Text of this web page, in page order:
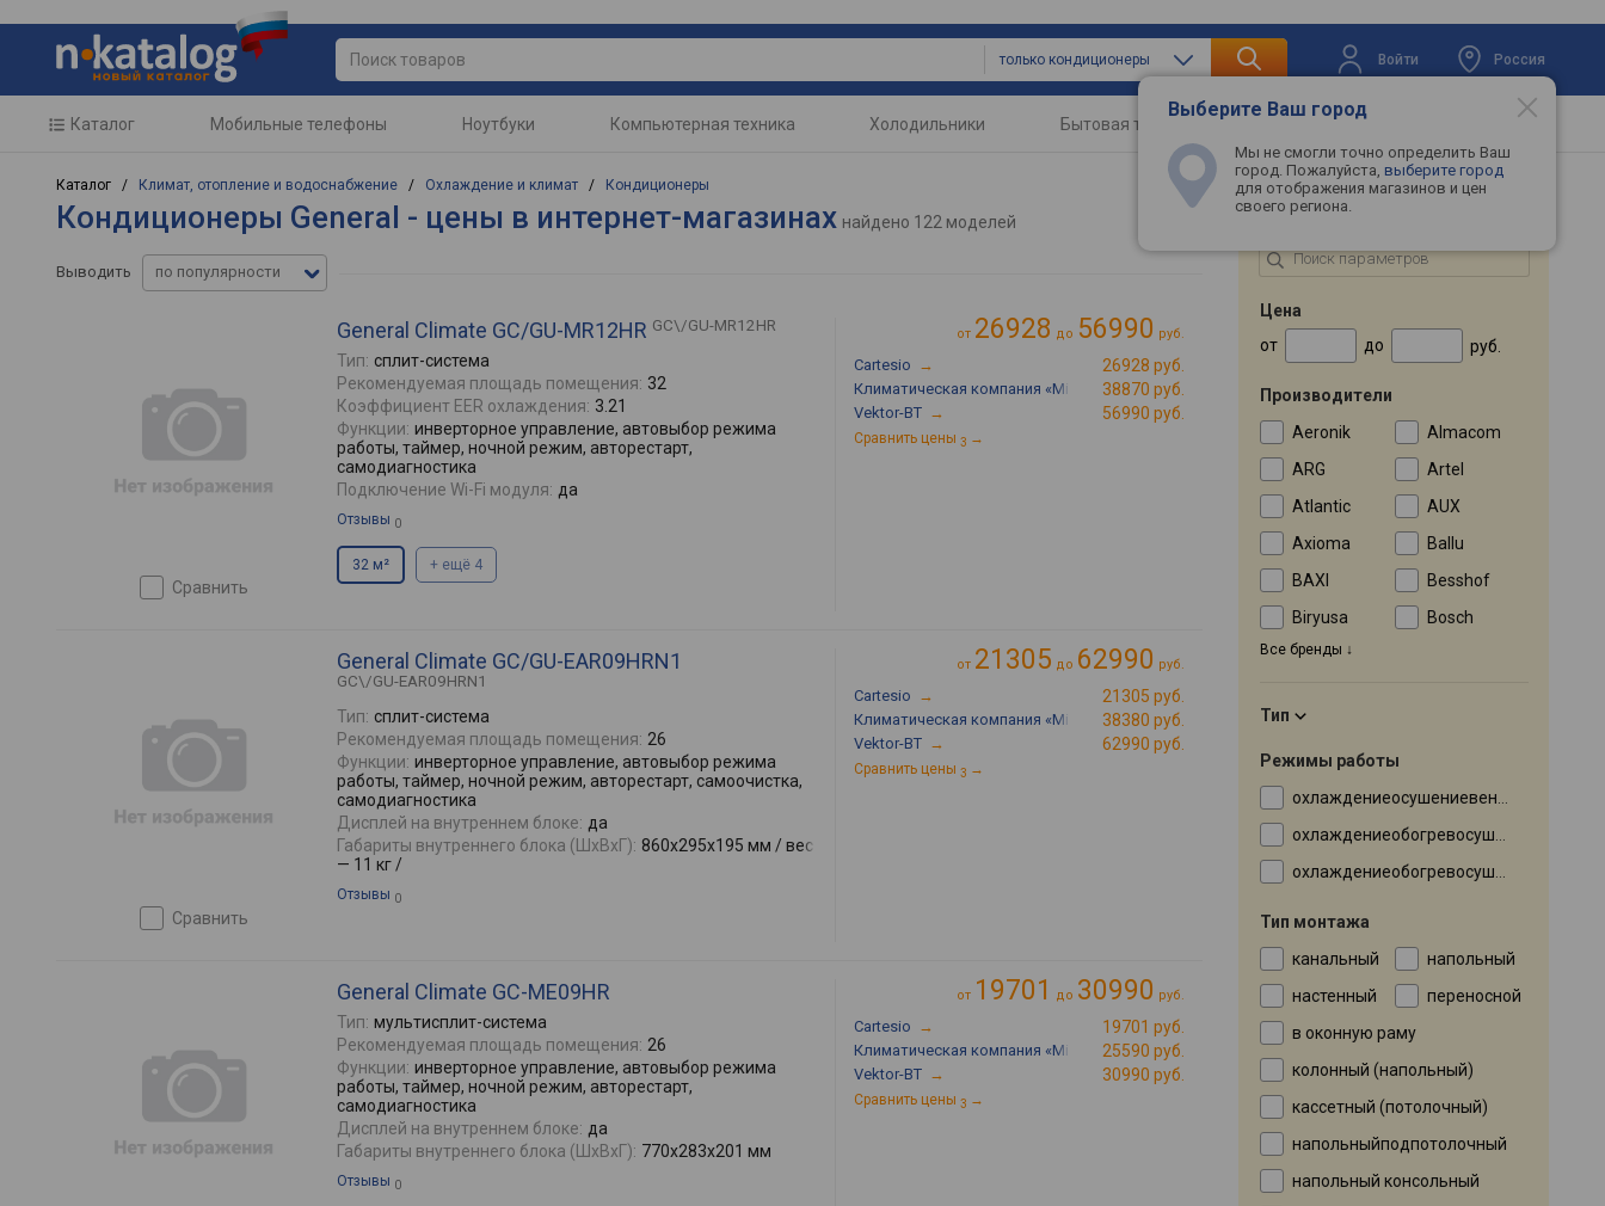
только кондиционеры Войти Россия
Выберите Ваш город
Мы не смогли точно определить Ваш
город. Пожалуйста, выберите город
для отображения магазинов и цен
своего региона.
Каталог Мобильные телефоны Ноутбуки Компьютерная техника Холодильники Бытовая техника Телевизоры
Каталог / Климат, отопление и водоснабжение / Охлаждение и климат / Кондиционеры
Кондиционеры General - цены в интернет-магазинах найдено 122 моделей
Выводить по популярности
сравнить
General Climate GC/GU-MR12HR GC\/GU-MR12HR
Тип: сплит-система
Рекомендуемая площадь помещения: 32
Коэффициент EER охлаждения: 3.21
Функции: инверторное управление, автовыбор режима
работы, таймер, ночной режим, авторестарт,
самодиагностика
Подключение Wi-Fi модуля: да
Отзывы 0
32 м² + ещё 4
от 26928 до 56990 руб.
Cartesio → 26928 руб.
Климатическая компания «MirCli» →
38870 руб.
Vektor-BT → 56990 руб.
Сравнить цены 3 →
сравнить
General Climate GC/GU-EAR09HRN1
GC\/GU-EAR09HRN1
Тип: сплит-система
Рекомендуемая площадь помещения: 26
Функции: инверторное управление, автовыбор режима
работы, таймер, ночной режим, авторестарт, самоочистка,
самодиагностика
Дисплей на внутреннем блоке: да
Габариты внутреннего блока (ШхВхГ): 860x295x195 мм / вес
— 11 кг /
Отзывы 0
от 21305 до 62990 руб.
Cartesio → 21305 руб.
Климатическая компания «MirCli» →
38380 руб.
Vektor-BT → 62990 руб.
Сравнить цены 3 →
General Climate GC-ME09HR
Тип: мультисплит-система
Рекомендуемая площадь помещения: 26
Функции: инверторное управление, автовыбор режима
работы, таймер, ночной режим, авторестарт,
самодиагностика
Дисплей на внутреннем блоке: да
Габариты внутреннего блока (ШхВхГ): 770x283x201 мм
Отзывы 0
от 19701 до 30990 руб.
Cartesio → 19701 руб.
Климатическая компания «MirCli» →
25590 руб.
Vektor-BT → 30990 руб.
Сравнить цены 3 →
ПОДБОР ПО ПАРАМЕТРАМ
Цена
от
до руб.
Производители
Aeronik
Almacom
ARG
Artel
Atlantic
AUX
Axioma
Ballu
BAXI
Besshof
Biryusa
Bosch
Все бренды
Тип
Режимы работы
охлаждениеосушениевентиляция
охлаждениеобогревосушениевентиляция
охлаждениеобогревосушениевентиляцияувлажнение
Тип монтажа
канальный
напольный
настенный
переносной
в оконную раму
колонный (напольный)
кассетный (потолочный)
напольныйподпотолочный
напольный консольный